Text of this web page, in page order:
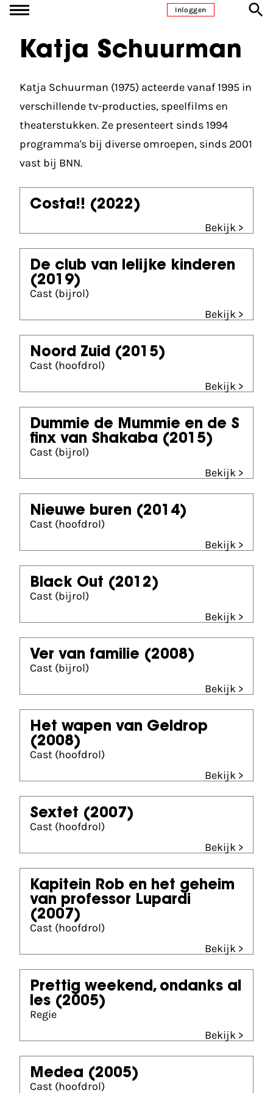
Ga naar inhoudInloggen
Katja Schuurman
Katja Schuurman (1975) acteerde vanaf 1995 in
verschillende tv-producties, speelfilms en
theaterstukken. Ze presenteert sinds 1994
programma's bij diverse omroepen, sinds 2001
vast bij BNN.
Costa!! (2022)
Bekijk >
De club van lelijke kinderen
(2019)
Cast (bijrol)
Bekijk >
Noord Zuid (2015)
Cast (hoofdrol)
Bekijk >
Dummie de Mummie en de S
finx van Shakaba (2015)
Cast (bijrol)
Bekijk >
Nieuwe buren (2014)
Cast (hoofdrol)
Bekijk >
Black Out (2012)
Cast (bijrol)
Bekijk >
Ver van familie (2008)
Cast (bijrol)
Bekijk >
Het wapen van Geldrop
(2008)
Cast (hoofdrol)
Bekijk >
Sextet (2007)
Cast (hoofdrol)
Bekijk >
Kapitein Rob en het geheim
van professor Lupardi
(2007)
Cast (hoofdrol)
Bekijk >
Prettig weekend, ondanks al
les (2005)
Regie
Bekijk >
Medea (2005)
Cast (hoofdrol)